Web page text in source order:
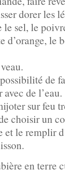
dorer les
sel, le
d’orange,
de
de l’eau.
sur feu
choisir un
le remplir
en terre